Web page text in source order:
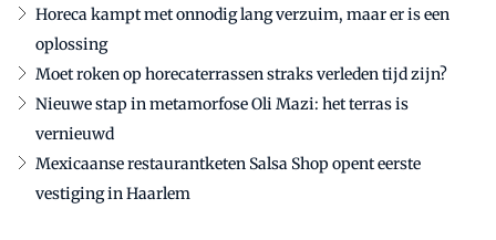
Horeca kampt met onnodig lang verzuim, maar er is een
oplossing
Moet roken op horecaterrassen straks verleden tijd zijn?
Nieuwe stap in metamorfose Oli Mazi: het terras is
vernieuwd
Mexicaanse restaurantketen Salsa Shop opent eerste
vestiging in Haarlem